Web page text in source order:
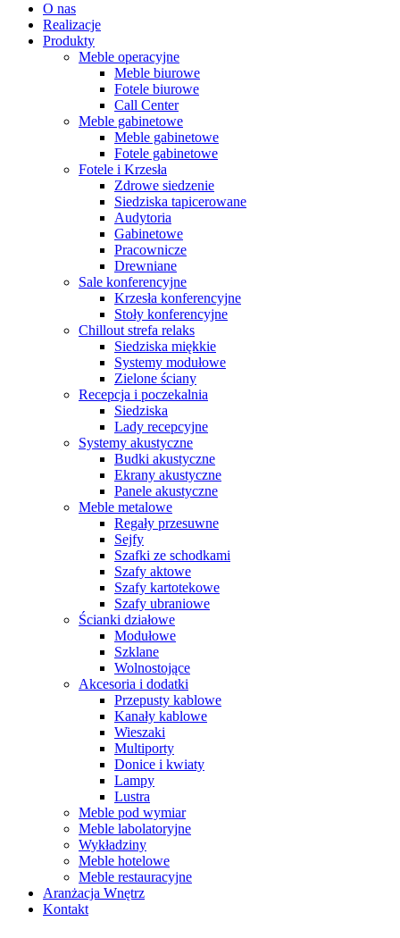
O nas
Realizacje
Produkty
Meble operacyjne
Meble biurowe
Fotele biurowe
Call Center
Meble gabinetowe
Meble gabinetowe
Fotele gabinetowe
Fotele i Krzesła
Zdrowe siedzenie
Siedziska tapicerowane
Audytoria
Gabinetowe
Pracownicze
Drewniane
Sale konferencyjne
Krzesła konferencyjne
Stoły konferencyjne
Chillout strefa relaks
Siedziska miękkie
Systemy modułowe
Zielone ściany
Recepcja i poczekalnia
Siedziska
Lady recepcyjne
Systemy akustyczne
Budki akustyczne
Ekrany akustyczne
Panele akustyczne
Meble metalowe
Regały przesuwne
Sejfy
Szafki ze schodkami
Szafy aktowe
Szafy kartotekowe
Szafy ubraniowe
Ścianki działowe
Modułowe
Szklane
Wolnostojące
Akcesoria i dodatki
Przepusty kablowe
Kanały kablowe
Wieszaki
Multiporty
Donice i kwiaty
Lampy
Lustra
Meble pod wymiar
Meble labolatoryjne
Wykładziny
Meble hotelowe
Meble restauracyjne
Aranżacja Wnętrz
Kontakt